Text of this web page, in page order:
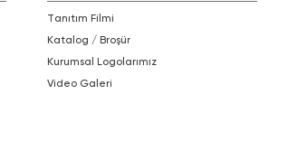
Tanıtım Filmi
Katalog / Broşür
Kurumsal Logolarımız
Video Galeri